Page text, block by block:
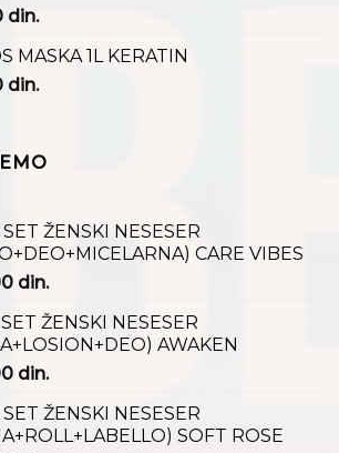
din.
MASKA 1L KERATIN
din.
ŽENSKI NESESER
CARE VIBES
din.
ŽENSKI NESESER
AWAKEN
din.
ŽENSKI NESESER
SOFT ROSE